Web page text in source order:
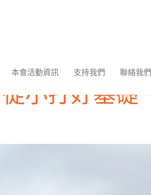
本會活動資訊 支持我們 聯絡我們
小打好基礎